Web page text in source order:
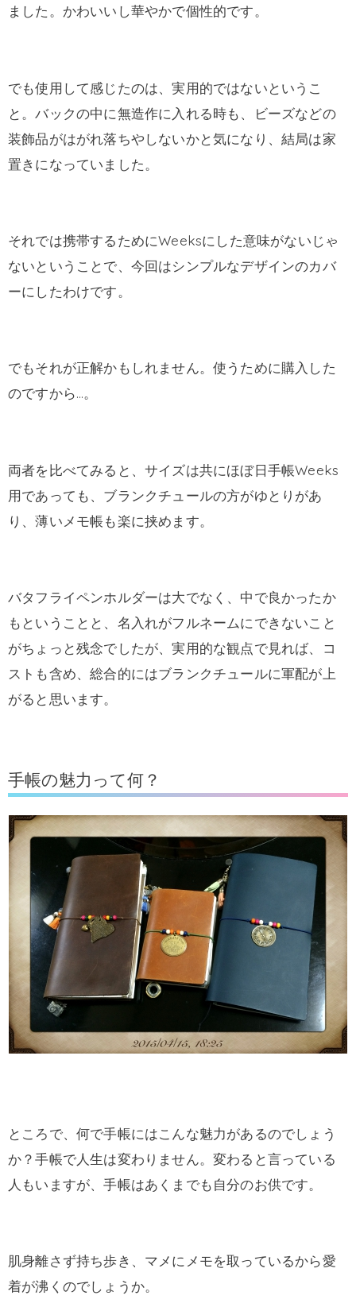
ました。かわいいし華やかで個性的です。
でも使用して感じたのは、実用的ではないというこ
と。バックの中に無造作に入れる時も、ビーズなどの
装飾品がはがれ落ちやしないかと気になり、結局は家
置きになっていました。
それでは携帯するためにWeeksにした意味がないじゃ
ないということで、今回はシンプルなデザインのカバ
ーにしたわけです。
でもそれが正解かもしれません。使うために購入した
のですから…。
両者を比べてみると、サイズは共にほぼ日手帳Weeks
用であっても、ブランクチュールの方がゆとりがあ
り、薄いメモ帳も楽に挟めます。
バタフライペンホルダーは大でなく、中で良かったか
もということと、名入れがフルネームにできないこと
がちょっと残念でしたが、実用的な観点で見れば、コ
ストも含め、総合的にはブランクチュールに軍配が上
がると思います。
手帳の魅力って何？
ところで、何で手帳にはこんな魅力があるのでしょう
か？手帳で人生は変わりません。変わると言っている
人もいますが、手帳はあくまでも自分のお供です。
肌身離さず持ち歩き、マメにメモを取っているから愛
着が沸くのでしょうか。